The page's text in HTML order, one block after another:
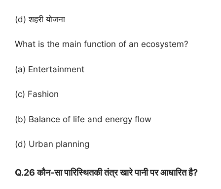
(d) शहरी योजना
What is the main function of an ecosystem?
(a) Entertainment
(c) Fashion
(b) Balance of life and energy flow
(d) Urban planning
Q.26 कौन-सा पारिस्थितकी तंत्र खारे पानी पर आधारित है?